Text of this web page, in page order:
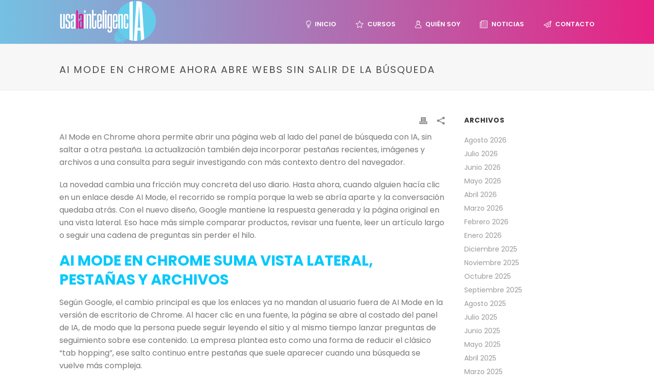
INICIO CURSOS QUIÉN SOY NOTICIAS CONTACTO
AI MODE EN CHROME AHORA ABRE WEBS SIN SALIR DE LA BÚSQUEDA
AI Mode en Chrome ahora permite abrir una página web al lado del panel de búsqueda con IA, sin
saltar a otra pestaña. La actualización también deja incorporar pestañas recientes, imágenes y
archivos a una consulta para seguir investigando con más contexto dentro del navegador.
La novedad cambia una fricción muy concreta del uso diario. Hasta ahora, cuando alguien hacía clic
en un enlace desde AI Mode, el recorrido se rompía porque la web se abría aparte y la conversación
quedaba atrás. Con el nuevo diseño, Google mantiene la respuesta generada y la página original en
una vista lateral. Eso hace más simple comparar productos, revisar una fuente, leer un artículo largo
o seguir una cadena de preguntas sin perder el hilo.
AI MODE EN CHROME SUMA VISTA LATERAL,
PESTAÑAS Y ARCHIVOS
Según Google, el cambio principal es que los enlaces ya no mandan al usuario fuera de AI Mode en la
versión de escritorio de Chrome. Al hacer clic en una fuente, la página se abre al costado del panel
de IA, de modo que la persona puede seguir leyendo el sitio y al mismo tiempo lanzar preguntas de
seguimiento sobre ese contenido. La empresa plantea esto como una forma de reducir el clásico
“tab hopping”, ese salto continuo entre pestañas que suele aparecer cuando una búsqueda se
vuelve más compleja.
ARCHIVOS
Agosto 2026
Julio 2026
Junio 2026
Mayo 2026
Abril 2026
Marzo 2026
Febrero 2026
Enero 2026
Diciembre 2025
Noviembre 2025
Octubre 2025
Septiembre 2025
Agosto 2025
Julio 2025
Junio 2025
Mayo 2025
Abril 2025
Marzo 2025